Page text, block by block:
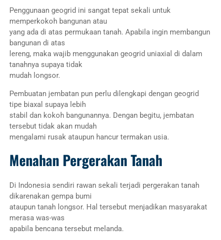
Penggunaan geogrid ini sangat tepat sekali untuk
memperkokoh bangunan atau
yang ada di atas permukaan tanah. Apabila ingin membangun
bangunan di atas
lereng, maka wajib menggunakan geogrid uniaxial di dalam
tanahnya supaya tidak
mudah longsor.
Pembuatan jembatan pun perlu dilengkapi dengan geogrid
tipe biaxal supaya lebih
stabil dan kokoh bangunannya. Dengan begitu, jembatan
tersebut tidak akan mudah
mengalami rusak ataupun hancur termakan usia.
Menahan Pergerakan Tanah
Di Indonesia sendiri rawan sekali terjadi pergerakan tanah
dikarenakan gempa bumi
ataupun tanah longsor. Hal tersebut menjadikan masyarakat
merasa was-was
apabila bencana tersebut melanda.